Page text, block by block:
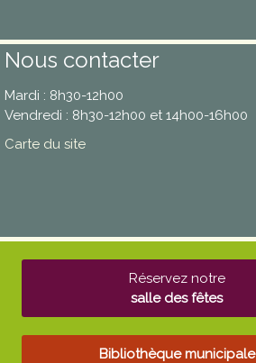
Nous contacter
Mardi : 8h30-12h00
Vendredi : 8h30-12h00 et 14h00-16h00
Carte du site
Réservez notre
salle des fêtes
Bibliothèque municipale